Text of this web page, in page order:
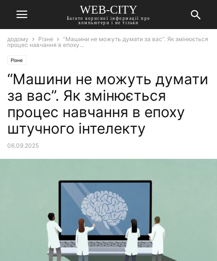
WEB-CITY
Багато корисної інформації про
компьютери і не тільки
додому Різне
“Машини не можуть думати за вас”. Як змінюється
процес навчання в епоху...
Різне
“Машини не можуть думати
за вас”. Як змінюється
процес навчання в епоху
штучного інтелекту
06.09.2025